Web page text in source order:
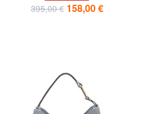
395,00 € 158,00 €